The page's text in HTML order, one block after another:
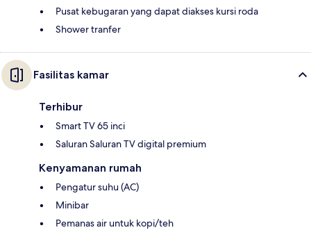
Pusat kebugaran yang dapat diakses kursi roda
Shower tranfer
Fasilitas kamar
Terhibur
Smart TV 65 inci
Saluran Saluran TV digital premium
Kenyamanan rumah
Pengatur suhu (AC)
Minibar
Pemanas air untuk kopi/teh